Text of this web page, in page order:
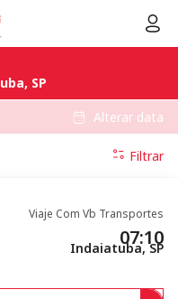
SP
Alterar data
Filtrar
Viaje Com Vb Transportes
07:10
Indaiatuba, SP